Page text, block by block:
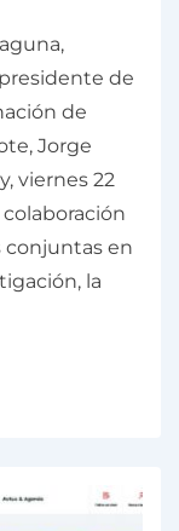
de
de
Jorge
viernes 22
conjuntas en
la